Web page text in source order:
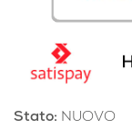
Stato: NUOVO